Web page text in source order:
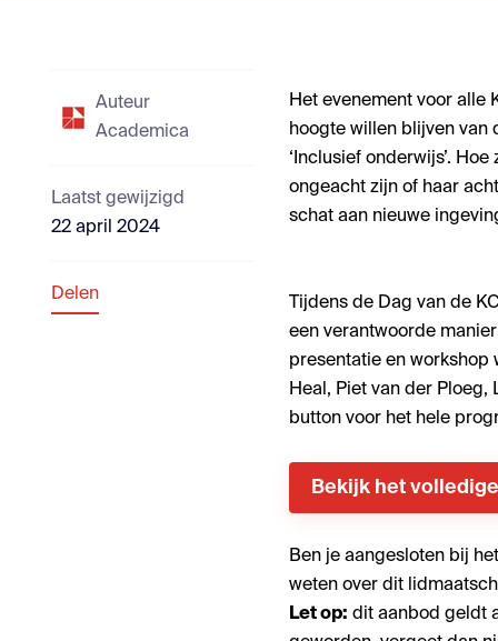
Auteur
Academica
Laatst gewijzigd
22 april 2024
Delen
Het evenement voor alle
hoogte willen blijven van
‘Inclusief onderwijs’.
ongeacht zijn of haar
schat aan nieuwe
Tijdens de Dag van de
een verantwoorde
presentatie en workshop
Heal, Piet van der
button voor het hele
Bekijk het
Ben je aangesloten bij
weten over dit
Let op: dit aanbod geldt